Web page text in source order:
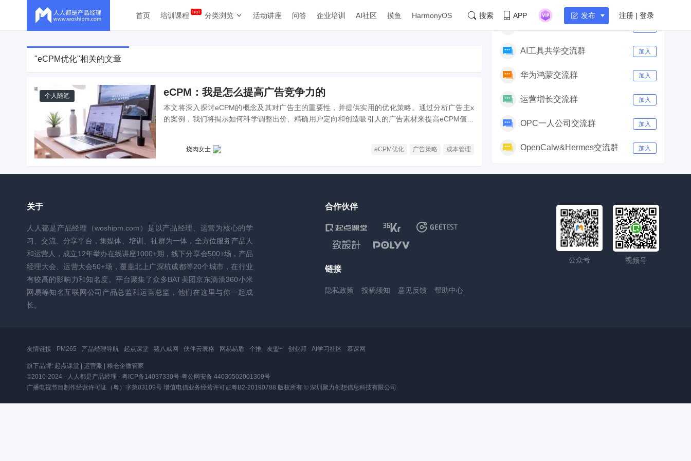
首页 培训课程 分类浏览 活动讲座 问答 企业培训 AI社区 摸鱼 HarmonyOS 搜索 APP 发布 注册 | 登录
"eCPM优化"相关的文章
个人随笔 eCPM：我是怎么提高广告竞争力的
本文将深入探讨eCPM的概念及其对广告主的重要性，并提供实用的优化策略。通过分析广告主x
的案例，我们将揭示如何科学调整出价、精确用户定向和创造吸引人的广告素材来提高eCPM值，
烧肉女士 eCPM优化 广告策略 成本管理
AI产品经理交流群
AI工具共学交流群 加入
华为鸿蒙交流群 加入
运营增长交流群 加入
OPC一人公司交流群 加入
OpenCalw&Hermes交流群 加入
关于
人人都是产品经理（woshipm.com）是以产品经理、运营为核心的学
习、交流、分享平台，集媒体、培训、社群为一体，全方位服务产品人
和运营人，成立12年举办在线讲座1000+期，线下分享会500+场，产品
经理大会、运营大会50+场，覆盖北上广深杭成都等20个城市，在行业
有较高的影响力和知名度。平台聚集了众多BAT美团京东滴滴360小米
网易等知名互联网公司产品总监和运营总监，他们在这里与你一起成
长。
合作伙伴
链接
隐私政策 投稿须知 意见反馈 帮助中心
公众号 视频号
友情链接 PM265 产品经理导航 起点课堂 猪八戒网 伙伴云表格 网易易盾 个推 友盟+ 创业邦 AI学习社区 慕课网
旗下品牌: 起点课堂 运营派
粮仓企微管家
©2010-2024 - 人人都是产品经理 - 粤ICP备14037330号-粤公网安备 44030502001309号
广播电视节目制作经营许可证（粤）字第03109号 增值电信业务经营许可证粤B2-20190788 版权所有 © 深圳聚力创想信息科技有限公司